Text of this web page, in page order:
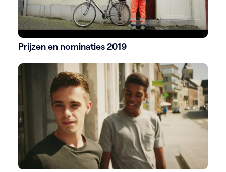
Prijzen en nominaties 2019